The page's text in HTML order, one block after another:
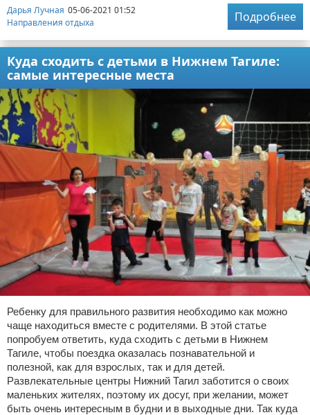
Дарья Лучная 05-06-2021 01:52
Направления отдыха
Подробнее
Куда сходить с детьми в Нижнем Тагиле:
самые интересные места
Ребенку для правильного развития необходимо как можно
чаще находиться вместе с родителями. В этой статье
попробуем ответить, куда сходить с детьми в Нижнем
Тагиле, чтобы поездка оказалась познавательной и
полезной, как для взрослых, так и для детей.
Развлекательные центры Нижний Тагил заботится о своих
маленьких жителях, поэтому их досуг, при желании, может
быть очень интересным в будни и в выходные дни. Так куда